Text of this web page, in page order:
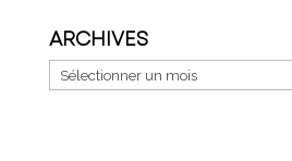
ARCHIVES
Archives